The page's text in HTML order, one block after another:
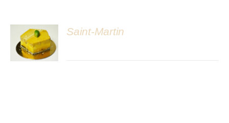
DÉTAILS
Saint-Martin